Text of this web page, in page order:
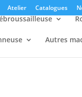
Atelier Catalogues
Autres